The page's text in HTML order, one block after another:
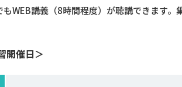
WEB講義（8時間程度）が聴講できます
開催日＞